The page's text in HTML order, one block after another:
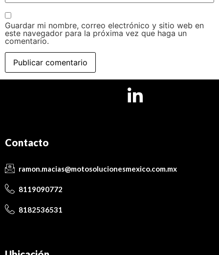
Guardar mi nombre, correo electrónico y sitio web en
este navegador para la próxima vez que haga un
comentario.
Contacto
ramon.macias@motosolucionesmexico.com.mx
8119090772
8182536531